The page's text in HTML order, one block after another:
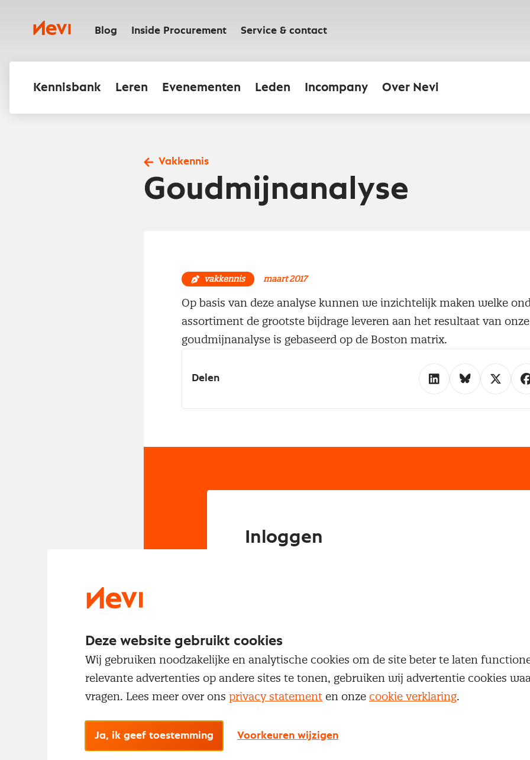
inhoudNevi Blog Inside Procurement Service & contact
Kennisbank Leren Evenementen Leden Incompany Over Nevi
Vakkennis
Goudmijnanalyse
vakkennis maart 2017
Op basis van deze analyse kunnen we inzichtelijk maken welke
assortiment de grootste bijdrage leveren aan het resultaat van
goudmijnanalyse is gebaseerd op de Boston matrix.
Delen
Inloggen
Deze website gebruikt cookies
Wij gebruiken noodzakelijke en analytische cookies om de site beter te laten
relevante advertenties op andere sites te tonen, gebruiken wij advertentie cookies
vragen. Lees meer over ons privacy statement en onze cookie verklaring.
Ja, ik geef toestemming Voorkeuren wijzigen